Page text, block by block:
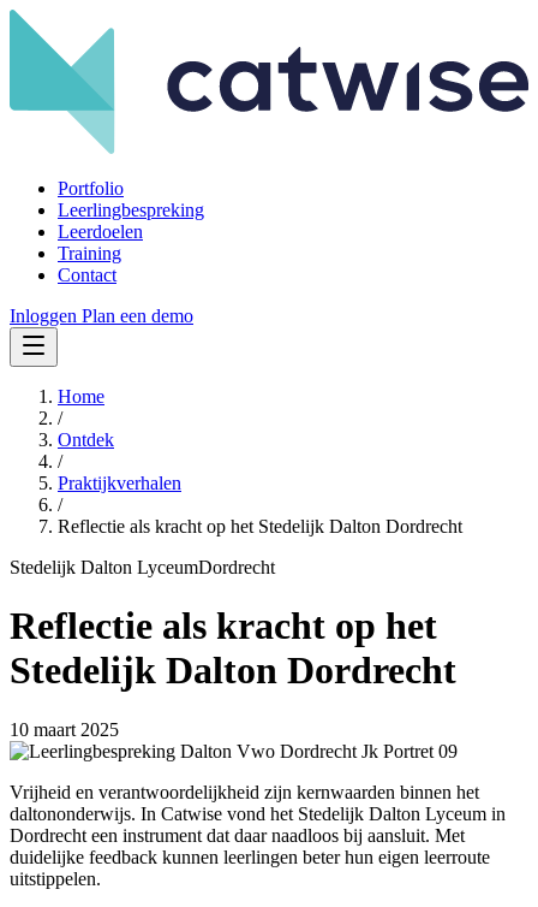
Portfolio
Leerlingbespreking
Leerdoelen
Training
Contact
Inloggen Plan een demo
Home
/
Ontdek
/
Praktijkverhalen
/
Reflectie als kracht op het Stedelijk Dalton Dordrecht
Stedelijk Dalton LyceumDordrecht
Reflectie als kracht op het
Stedelijk Dalton Dordrecht
10 maart 2025
Vrijheid en verantwoordelijkheid zijn kernwaarden binnen het
daltononderwijs. In Catwise vond het Stedelijk Dalton Lyceum in
Dordrecht een instrument dat daar naadloos bij aansluit. Met
duidelijke feedback kunnen leerlingen beter hun eigen leerroute
uitstippelen.